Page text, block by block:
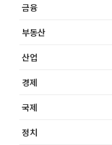
금융
부동산
산업
경제
국제
정치